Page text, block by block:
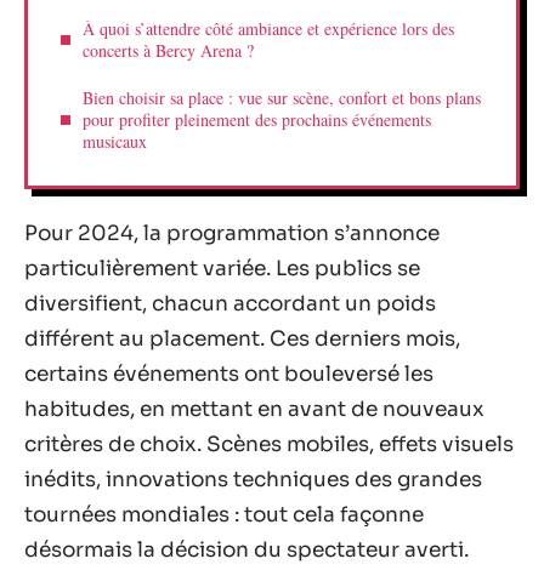
À quoi s’attendre côté ambiance et expérience lors des
concerts à Bercy Arena ?
Bien choisir sa place : vue sur scène, confort et bons plans
pour profiter pleinement des prochains événements
musicaux
Pour 2024, la programmation s’annonce
particulièrement variée. Les publics se
diversifient, chacun accordant un poids
différent au placement. Ces derniers mois,
certains événements ont bouleversé les
habitudes, en mettant en avant de nouveaux
critères de choix. Scènes mobiles, effets visuels
inédits, innovations techniques des grandes
tournées mondiales : tout cela façonne
désormais la décision du spectateur averti.